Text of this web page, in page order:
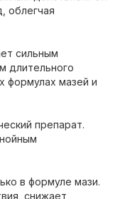
облегчая
сильным
длительного
формулах мазей и
препарат.
в формуле мази.
снижает